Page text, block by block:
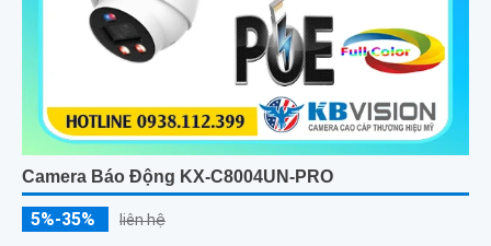
Camera Báo Động KX-C8004UN-PRO
5%-35% liên hệ